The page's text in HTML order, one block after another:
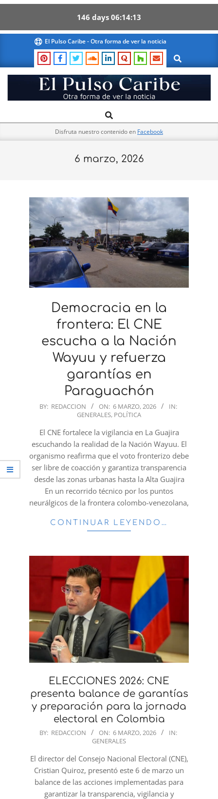
146 days 06 14 13
content
El Pulso Caribe - Otra forma de ver la noticia
Search
El
Pulso
Navigation
Search
Disfruta nuestro contenido en Facebook
6 marzo, 2026
Democracia en la
frontera: El CNE
escucha a la Nación
Wayuu y refuerza
garantías en
Paraguachón
2026-
BY: REDACCION ON: 6 MARZO, 2026
IN:
GENERALES, POLÍTICA
El CNE fortalece la vigilancia en La Guajira
escuchando la realidad de la Nación Wayuu. El
organismo reafirma que el voto fronterizo debe
ser libre de coacción y garantiza transparencia
desde las zonas urbanas hasta la Alta Guajira
En un recorrido técnico por los puntos
neurálgicos de la frontera colombo-venezolana,
CONTINUAR LEYENDO…
ELECCIONES 2026: CNE
presenta balance de garantías
y preparación para la jornada
electoral en Colombia
2026-
06
BY: REDACCION ON: 6 MARZO, 2026
IN:
GENERALES
El director del Consejo Nacional Electoral (CNE),
Cristian Quiroz, presentó este 6 de marzo un
balance de las acciones implementadas para
garantizar la transparencia, vigilancia y